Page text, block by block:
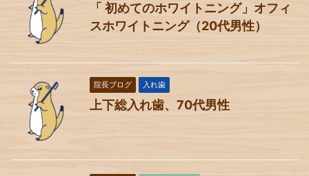
「 初めてのホワイトニング」オフィ
スホワイトニング（20代男性）
院長ブログ 入れ歯
上下総入れ歯、70代男性